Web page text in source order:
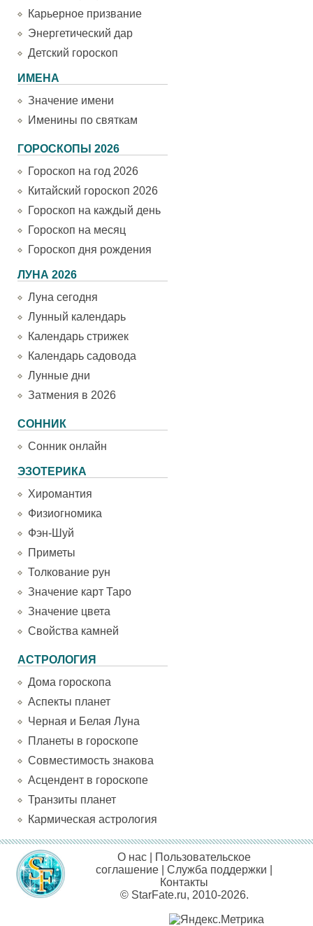
Карьерное призвание
Энергетический дар
Детский гороскоп
ИМЕНА
Значение имени
Именины по святкам
ГОРОСКОПЫ 2026
Гороскоп на год 2026
Китайский гороскоп 2026
Гороскоп на каждый день
Гороскоп на месяц
Гороскоп дня рождения
ЛУНА 2026
Луна сегодня
Лунный календарь
Календарь стрижек
Календарь садовода
Лунные дни
Затмения в 2026
СОННИК
Сонник онлайн
ЭЗОТЕРИКА
Хиромантия
Физиогномика
Фэн-Шуй
Приметы
Толкование рун
Значение карт Таро
Значение цвета
Свойства камней
АСТРОЛОГИЯ
Дома гороскопа
Аспекты планет
Черная и Белая Луна
Планеты в гороскопе
Совместимость знакова
Асцендент в гороскопе
Транзиты планет
Кармическая астрология
О нас
Пользовательское
соглашение |Служба поддержки
Контакты
© StarFate.ru, 2010-2026.